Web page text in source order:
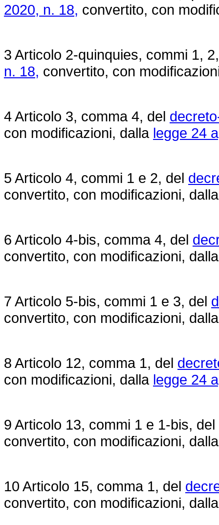
2020, n. 18, convertito, con
3 Articolo 2-quinquies, commi 1,
n. 18, convertito, con
4 Articolo 3, comma 4, del
con modificazioni, dalla legge 24
5 Articolo 4, commi 1 e 2, del
convertito, con modificazioni,
6 Articolo 4-bis, comma 4, del
convertito, con modificazioni,
7 Articolo 5-bis, commi 1 e 3, del
convertito, con modificazioni,
8 Articolo 12, comma 1, del
con modificazioni, dalla legge 24
9 Articolo 13, commi 1 e 1-bis, del
convertito, con modificazioni,
10 Articolo 15, comma 1, del
convertito, con modificazioni,